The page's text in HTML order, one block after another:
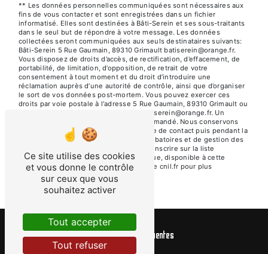
** Les données personnelles communiquées sont nécessaires aux
fins de vous contacter et sont enregistrées dans un fichier
informatisé. Elles sont destinées à Bâti-Serein et ses sous-traitants
dans le seul but de répondre à votre message. Les données
collectées seront communiquées aux seuls destinataires suivants:
Bâti-Serein 5 Rue Gaumain, 89310 Grimault batiserein@orange.fr.
Vous disposez de droits d’accès, de rectification, d’effacement, de
portabilité, de limitation, d’opposition, de retrait de votre
consentement à tout moment et du droit d’introduire une
réclamation auprès d’une autorité de contrôle, ainsi que d’organiser
le sort de vos données post-mortem. Vous pouvez exercer ces
droits par voie postale à l'adresse 5 Rue Gaumain, 89310 Grimault ou
par courrier électronique à l'adresse batiserein@orange.fr. Un
justificatif d'identité pourra vous être demandé. Nous conservons
vos données pendant la période de prise de contact puis pendant la
durée de prescription légale aux fins probatoires et de gestion des
contentieux. Vous avez le droit de vous inscrire sur la liste
d'opposition au démarchage téléphonique, disponible à cette
adresse: Bloctel.gouv.fr . Consultez le site cnil.fr pour plus
d’informations sur vos droits.
Recherches fréquentes
Ce site utilise des cookies
et vous donne le contrôle
sur ceux que vous
souhaitez activer
Tout accepter
Tout refuser